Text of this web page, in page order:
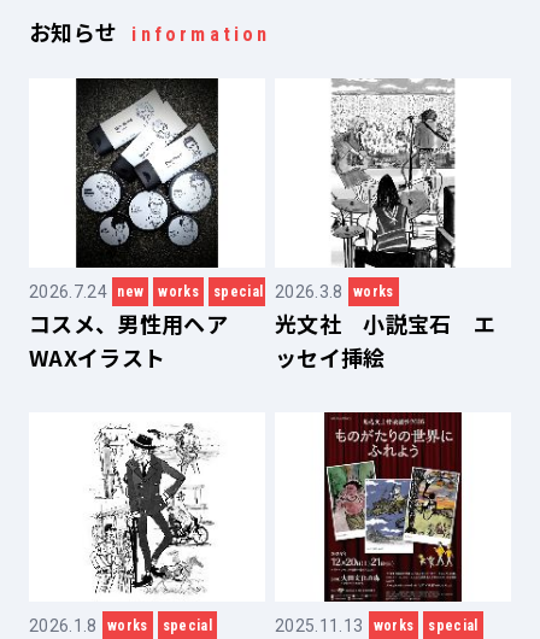
お知らせ information
2026.7.24 new works special
コスメ、男性用ヘア
WAXイラスト
2026.3.8 works
光文社 小説宝石 エ
ッセイ挿絵
2026.1.8 works special 2025.11.13 works special